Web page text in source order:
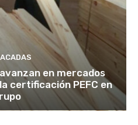
en mercados
certificación PEFC en